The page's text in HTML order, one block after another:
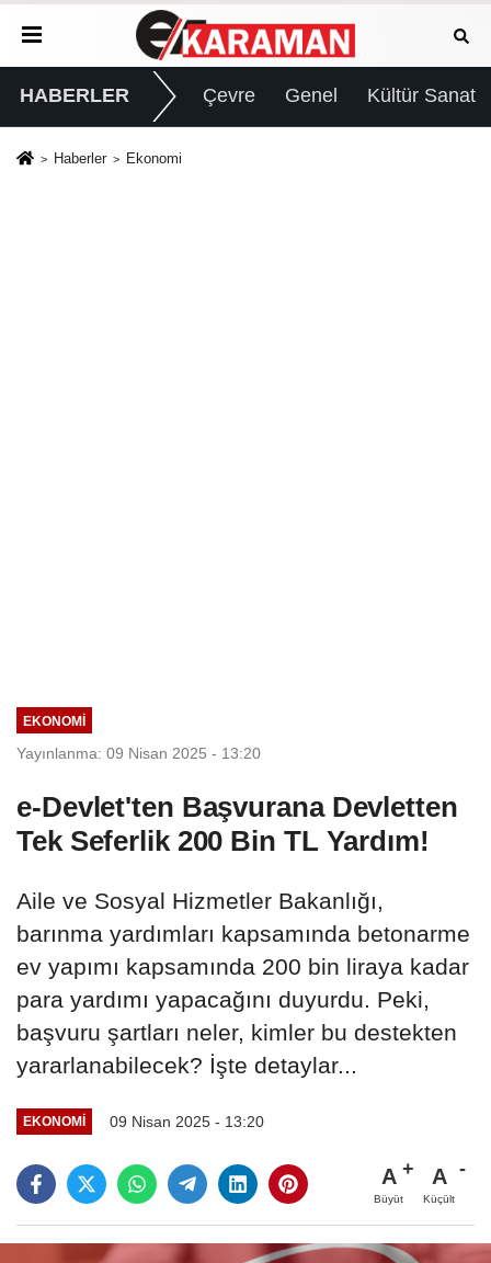
HABERLER Çevre Genel Kültür Sanat
Haberler Ekonomi
EKONOMI
Yayınlanma: 09 Nisan 2025 - 13:20
e-Devlet'ten Başvurana Devletten
Tek Seferlik 200 Bin TL Yardım!
Aile ve Sosyal Hizmetler Bakanlığı,
barınma yardımları kapsamında betonarme
ev yapımı kapsamında 200 bin liraya kadar
para yardımı yapacağını duyurdu. Peki,
başvuru şartları neler, kimler bu destekten
yararlanabilecek? İşte detaylar...
EKONOMI 09 Nisan 2025 - 13:20
A
Büyüt
A
Küçült